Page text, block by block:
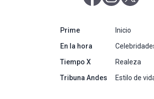
Primeabre en nueva pestaña
En la hora abre en nueva
Tiempo Xabre en nueva
Tribuna Andes abre en nueva
Inicio
Realeza
Estilo de